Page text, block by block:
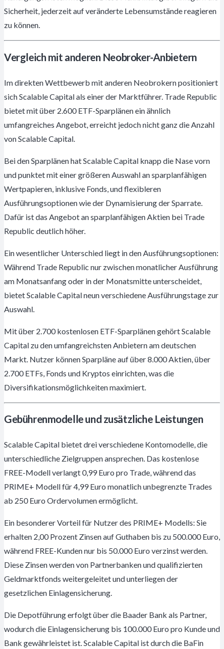
Sicherheit, jederzeit auf veränderte Lebensumstände reagieren
zu können.
Vergleich mit anderen Neobroker-Anbietern
Im direkten Wettbewerb mit anderen Neobrokern positioniert
sich Scalable Capital als einer der Marktführer. Trade Republic
bietet mit über 2.600 ETF-Sparplänen ein ähnlich
umfangreiches Angebot, erreicht jedoch nicht ganz die Anzahl
von Scalable Capital.
Bei den Sparplänen hat Scalable Capital knapp die Nase vorn
und punktet mit einer größeren Auswahl an sparplanfähigen
Wertpapieren, inklusive Fonds, und flexibleren
Ausführungsoptionen wie der Dynamisierung der Sparrate.
Dafür ist das Angebot an sparplanfähigen Aktien bei Trade
Republic deutlich höher.
Ein wesentlicher Unterschied liegt in den Ausführungsoptionen:
Während Trade Republic nur zwischen monatlicher Ausführung
am Monatsanfang oder in der Monatsmitte unterscheidet,
bietet Scalable Capital neun verschiedene Ausführungstage zur
Auswahl.
Mit über 2.700 kostenlosen ETF-Sparplänen gehört Scalable
Capital zu den umfangreichsten Anbietern am deutschen
Markt. Nutzer können Sparpläne auf über 8.000 Aktien, über
2.700 ETFs, Fonds und Kryptos einrichten, was die
Diversifikationsmöglichkeiten maximiert.
Gebührenmodelle und zusätzliche Leistungen
Scalable Capital bietet drei verschiedene Kontomodelle, die
unterschiedliche Zielgruppen ansprechen. Das kostenlose
FREE-Modell verlangt 0,99 Euro pro Trade, während das
PRIME+ Modell für 4,99 Euro monatlich unbegrenzte Trades
ab 250 Euro Ordervolumen ermöglicht.
Ein besonderer Vorteil für Nutzer des PRIME+ Modells: Sie
erhalten 2,00 Prozent Zinsen auf Guthaben bis zu 500.000 Euro,
während FREE-Kunden nur bis 50.000 Euro verzinst werden.
Diese Zinsen werden von Partnerbanken und qualifizierten
Geldmarktfonds weitergeleitet und unterliegen der
gesetzlichen Einlagensicherung.
Die Depotführung erfolgt über die Baader Bank als Partner,
wodurch die Einlagensicherung bis 100.000 Euro pro Kunde und
Bank gewährleistet ist. Scalable Capital ist durch die BaFin